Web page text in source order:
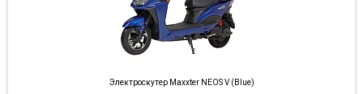
Электроскутер Maxxter NEOS V (Blue)